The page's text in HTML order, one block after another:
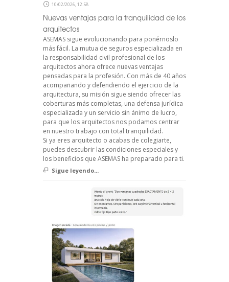
10/02/2026, 12:58
Nuevas ventajas para la tranquilidad de los
arquitectos
ASEMAS sigue evolucionando para ponérnoslo
más fácil. La mutua de seguros especializada en
la responsabilidad civil profesional de los
arquitectos ahora ofrece nuevas ventajas
pensadas para la profesión. Con más de 40 años
acompañando y defendiendo el ejercicio de la
arquitectura, su misión sigue siendo ofrecer las
coberturas más completas, una defensa jurídica
especializada y un servicio sin ánimo de lucro,
para que los arquitectos nos podamos centrar
en nuestro trabajo con total tranquilidad.
Si ya eres arquitecto o acabas de colegiarte,
puedes descubrir las condiciones especiales y
los beneficios que ASEMAS ha preparado para ti.
Sigue leyendo...